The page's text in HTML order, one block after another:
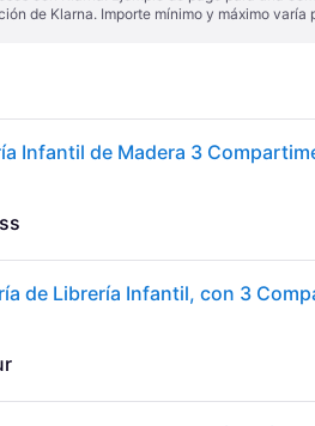
de Klarna. Importe mínimo y máximo